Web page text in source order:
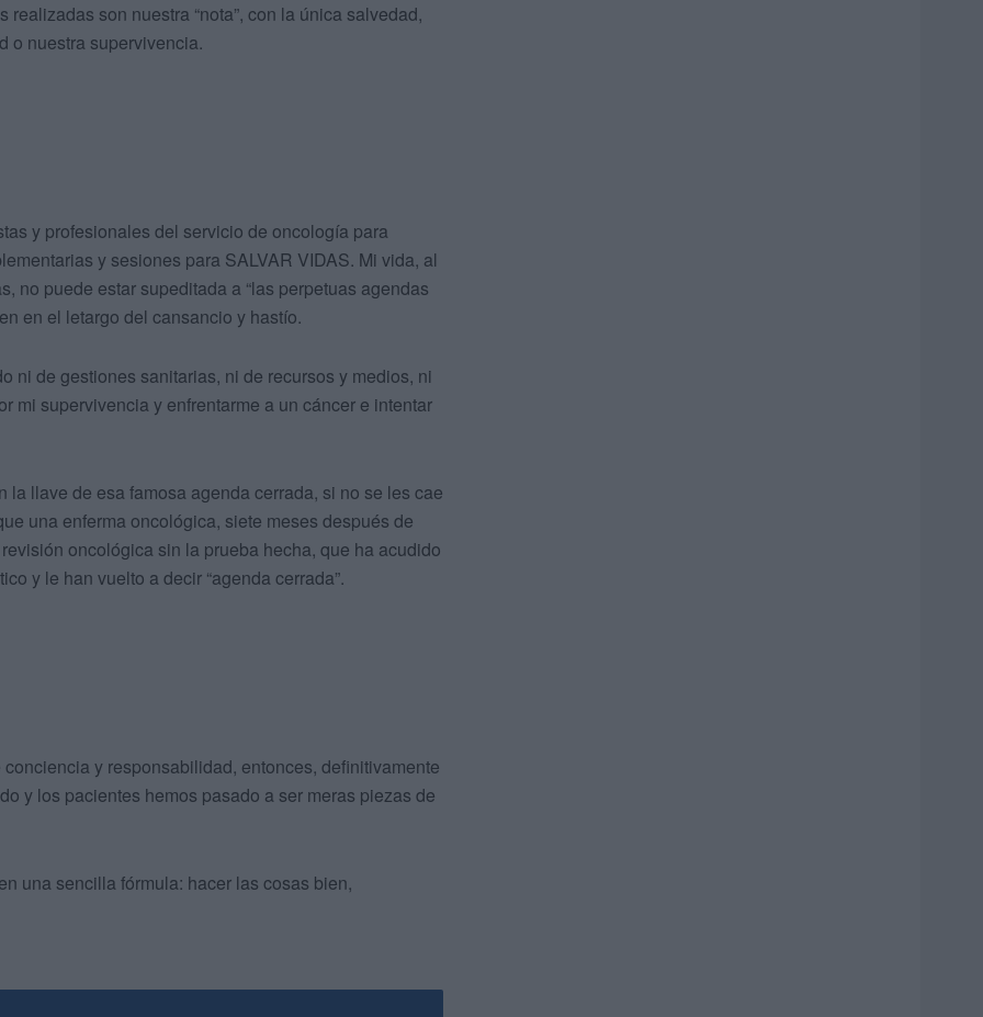
son nuestra “nota”, con la única salvedad,
o nuestra supervivencia.
y profesionales del servicio de oncología para
y sesiones para SALVAR VIDAS. Mi vida, al
no puede estar supeditada a “las perpetuas agendas
en el letargo del cansancio y hastío.
ni de gestiones sanitarias, ni de recursos y medios, ni
mi supervivencia y enfrentarme a un cáncer e intentar
llave de esa famosa agenda cerrada, si no se les cae
una enferma oncológica, siete meses después de
oncológica sin la prueba hecha, que ha acudido
y le han vuelto a decir “agenda cerrada”.
y responsabilidad, entonces, definitivamente
y los pacientes hemos pasado a ser meras piezas de
una sencilla fórmula: hacer las cosas bien,